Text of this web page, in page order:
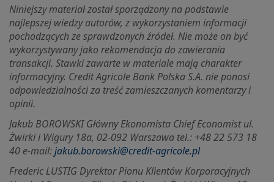
Niniejszy materiał został sporządzony na podstawie
najlepszej wiedzy autorów, z wykorzystaniem informacji
pochodzących ze sprawdzonych źródeł. Nie może on być
wykorzystywany jako rekomendacja do zawierania
transakcji. Stawki zawarte w materiale mają charakter
informacyjny. Credit Agricole Bank Polska S.A. nie ponosi
odpowiedzialności za treść zamieszczanych komentarzy i
opinii.
Jakub BOROWSKI Główny Ekonomista Chief Economist ul.
Żwirki i Wigury 18a, 02-092 Warszawa tel.: +48 22 573 18
40 e-mail:jakub.borowski@credit-agricole.pl
Frederic LUSTIG Dyrektor Pionu Klientów Korporacyjnych